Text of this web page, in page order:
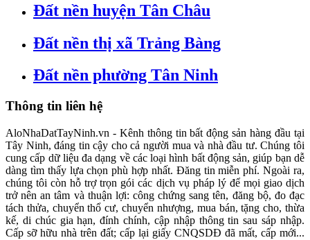
Đất nền huyện Tân Châu
Đất nền thị xã Trảng Bàng
Đất nền phường Tân Ninh
Thông tin liên hệ
AloNhaDatTayNinh.vn - Kênh thông tin bất động sản hàng đầu tại
Tây Ninh, đáng tin cậy cho cả người mua và nhà đầu tư. Chúng tôi
cung cấp dữ liệu đa dạng về các loại hình bất động sản, giúp bạn dễ
dàng tìm thấy lựa chọn phù hợp nhất. Đăng tin miễn phí. Ngoài ra,
chúng tôi còn hỗ trợ trọn gói các dịch vụ pháp lý để mọi giao dịch
trở nên an tâm và thuận lợi: công chứng sang tên, đăng bộ, đo đạc
tách thửa, chuyển thổ cư, chuyển nhượng, mua bán, tặng cho, thừa
kế, di chúc gia hạn, đính chính, cập nhập thông tin sau sáp nhập.
Cấp sỡ hữu nhà trên đất; cấp lại giấy CNQSDĐ đã mất, cấp mới...